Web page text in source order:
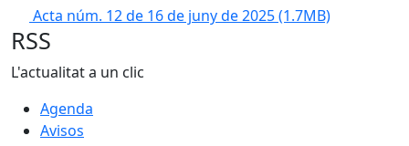
Acta núm. 12 de 16 de juny de 2025(1.7MB)
RSS
L'actualitat a un clic
Agenda
Avisos